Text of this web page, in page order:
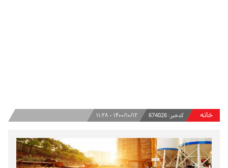
خانه کدخبر: 674026 ۱۴۰۰/۱۰/۱۲ - ۱۱:۲۸